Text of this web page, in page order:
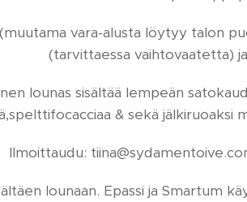
vara-alusta löytyy talon
(tarvittaessa vaihtovaatetta)
lounas sisältää lempeän
& sekä jälkiruoaksi
Ilmoittaudu:
lounaan. Epassi ja Smartum